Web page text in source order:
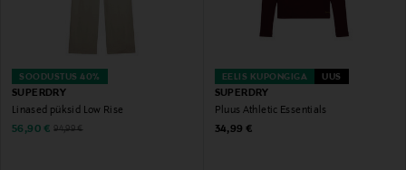
SOODUSTUS 40%
SUPERDRY
Linased püksid Low Rise
Discounted Price
56,90 € Original Price
94,99 €
EELIS KUPONGIGA UUS
SUPERDRY
Pluus Athletic Essentials
Original Price
34,99 €